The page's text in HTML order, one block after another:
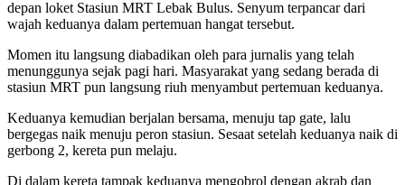
depan loket Stasiun MRT Lebak Bulus. Senyum terpancar dari
wajah keduanya dalam pertemuan hangat tersebut.
Momen itu langsung diabadikan oleh para jurnalis yang telah
menunggunya sejak pagi hari. Masyarakat yang sedang berada di
stasiun MRT pun langsung riuh menyambut pertemuan keduanya.
Keduanya kemudian berjalan bersama, menuju tap gate, lalu
bergegas naik menuju peron stasiun. Sesaat setelah keduanya naik di
gerbong 2, kereta pun melaju.
Di dalam kereta tampak keduanya mengobrol dengan akrab dan